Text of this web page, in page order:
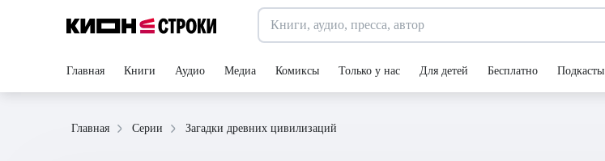
Главная Книги Аудио Медиа Комиксы Только у нас Для детей Бесплатно Подкасты
Главная Серии Загадки древних цивилизаций